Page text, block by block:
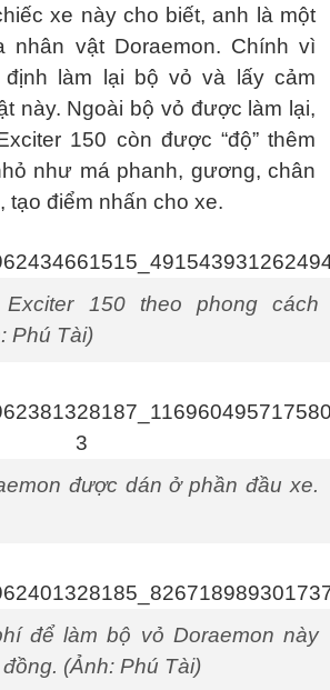
xe này cho biết, anh là một
nhân vật Doraemon. Chính vì
định làm lại bộ vỏ và lấy cảm
này. Ngoài bộ vỏ được làm lại,
150 còn được “độ” thêm
như má phanh, gương, chân
tạo điểm nhấn cho xe.
Exciter 150 theo phong cách
Phú Tài)
được dán ở phần đầu xe.
để làm bộ vỏ Doraemon này
(Ảnh: Phú Tài)